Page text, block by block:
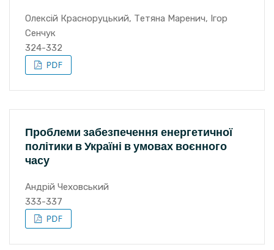
Олексій Красноруцький, Тетяна Маренич, Ігор
Сенчук
324-332
Проблеми забезпечення енергетичної
політики в Україні в умовах воєнного
часу
Андрій Чеховський
333-337